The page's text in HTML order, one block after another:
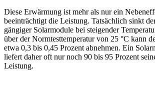
Diese Erwärmung ist mehr als nur ein
beeinträchtigt die Leistung. Tatsächlich sinkt
gängiger Solarmodule bei steigender
über der Normtesttemperatur von 25 °C kann
etwa 0,3 bis 0,45 Prozent abnehmen. Ein
liefert daher oft nur noch 90 bis 95 Prozent
Leistung.